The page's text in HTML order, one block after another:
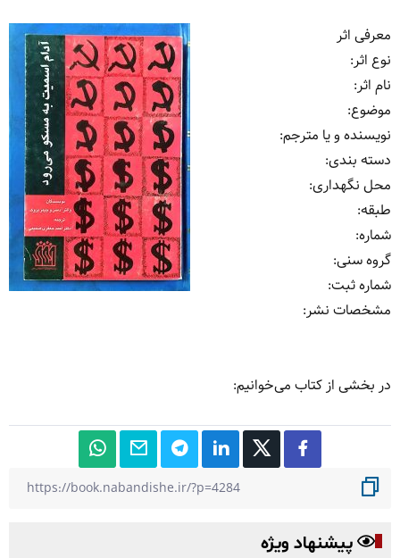
معرفی اثر
نوع اثر:
نام اثر:
موضوع:
نویسنده و یا مترجم:
دسته بندی:
محل نگهداری:
طبقه:
شماره:
گروه سنی:
شماره ثبت:
مشخصات نشر: ‏‫
در بخشی از کتاب می‌خوانیم:
پیشنهاد ویژه